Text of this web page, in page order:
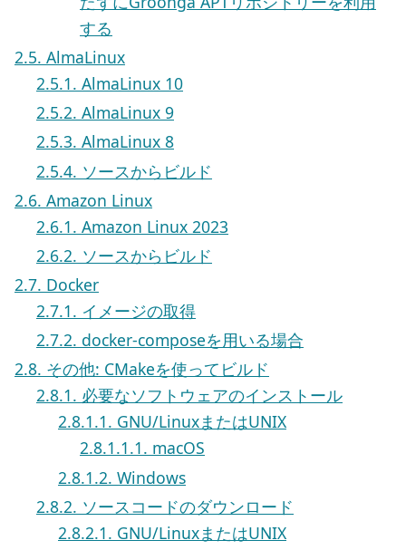
する
2.5. AlmaLinux
2.5.1. AlmaLinux 10
2.5.2. AlmaLinux 9
2.5.3. AlmaLinux 8
2.5.4. ソースからビルド
2.6. Amazon Linux
2.6.1. Amazon Linux 2023
2.6.2. ソースからビルド
2.7. Docker
2.7.1. イメージの取得
2.7.2. docker-composeを用いる場合
2.8. その他: CMakeを使ってビルド
2.8.1. 必要なソフトウェアのインストール
2.8.1.1. GNU/LinuxまたはUNIX
2.8.1.1.1. macOS
2.8.1.2. Windows
2.8.2. ソースコードのダウンロード
2.8.2.1. GNU/LinuxまたはUNIX